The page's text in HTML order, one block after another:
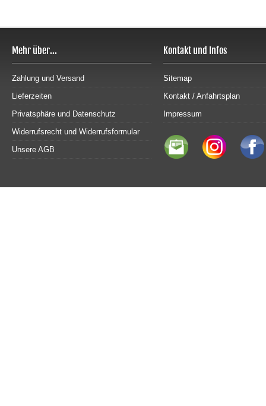
Mehr über...
Zahlung und Versand
Lieferzeiten
Privatsphäre und Datenschutz
Widerrufsrecht und Widerrufsformular
Unsere AGB
Kontakt und Infos
Sitemap
Kontakt / Anfahrtsplan
Impressum